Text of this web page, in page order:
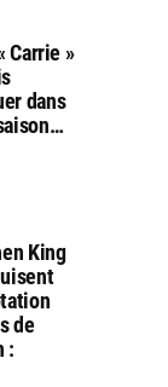
Carrie »
dans
King
de
: